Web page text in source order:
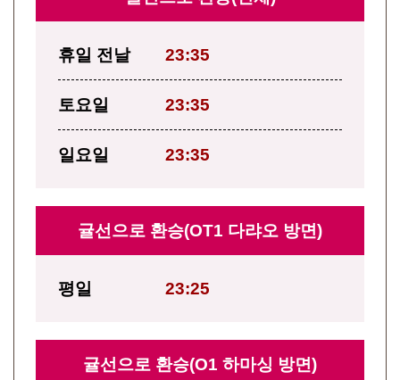
휴일 전날 23:35
토요일 23:35
일요일 23:35
귤선으로 환승(OT1 다랴오 방면)
평일 23:25
귤선으로 환승(O1 하마싱 방면)